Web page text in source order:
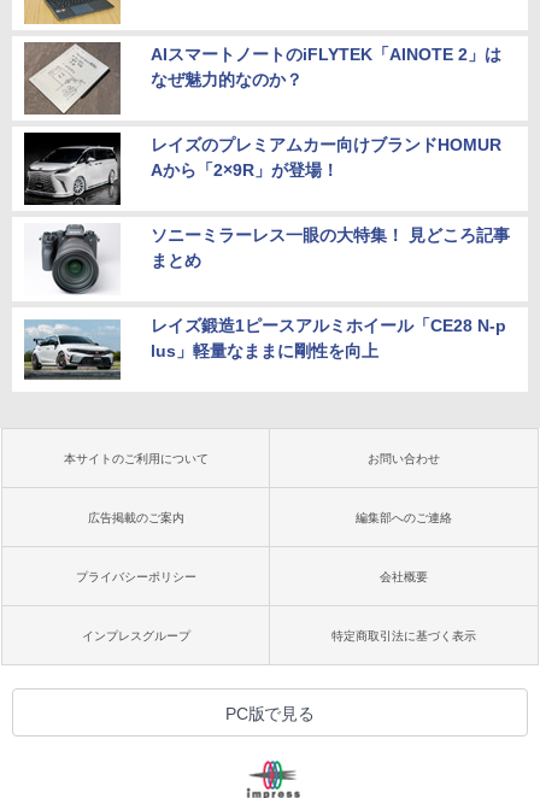
AIスマートノートのiFLYTEK「AINOTE 2」は
なぜ魅力的なのか？
レイズのプレミアムカー向けブランドHOMUR
Aから「2×9R」が登場！
ソニーミラーレス一眼の大特集！ 見どころ記事
まとめ
レイズ鍛造1ピースアルミホイール「CE28 N-p
lus」軽量なままに剛性を向上
本サイトのご利用について お問い合わせ
広告掲載のご案内 編集部へのご連絡
プライバシーポリシー 会社概要
インプレスグループ 特定商取引法に基づく表示
PC版で見る